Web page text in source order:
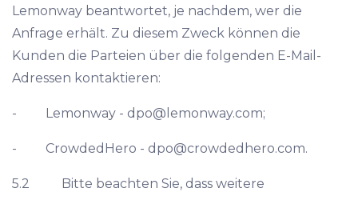
Lemonway beantwortet, je nachdem, wer die
Anfrage erhält. Zu diesem Zweck können die
Kunden die Parteien über die folgenden E-Mail-
Adressen kontaktieren:
- Lemonway - dpo@lemonway.com;
- CrowdedHero - dpo@crowdedhero.com.
5.2 Bitte beachten Sie, dass weitere